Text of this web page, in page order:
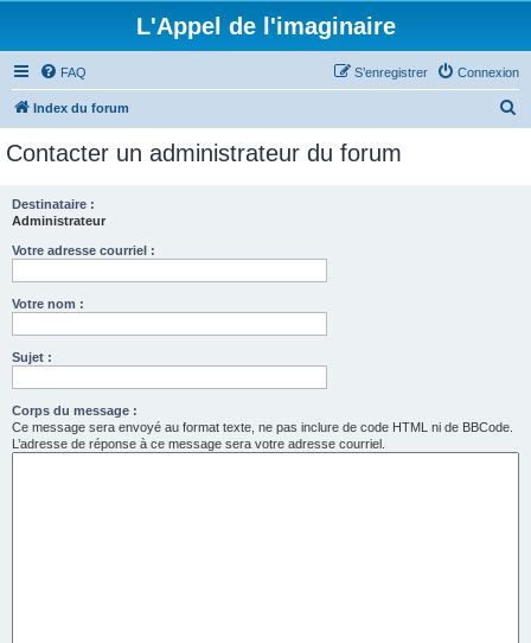
L'Appel de l'imaginaire
FAQ Connexion
S’enregistrer
Index du forum
Contacter un administrateur du forum
Destinataire :
Administrateur
Votre adresse courriel :
Votre nom :
Sujet :
Corps du message :
Ce message sera envoyé au format texte, ne pas inclure de code HTML ni de BBCode.
L’adresse de réponse à ce message sera votre adresse courriel.